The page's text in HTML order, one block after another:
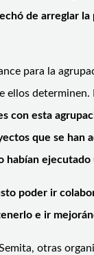
de arreglar
para la
ellos
con esta
que se
poder ir
e ir
otras